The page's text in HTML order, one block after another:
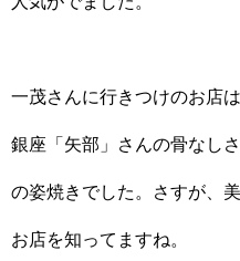
一茂さんに行きつけのお店は
銀座「矢部」さんの骨なし
の姿焼きでした。さすが、
お店を知ってますね。